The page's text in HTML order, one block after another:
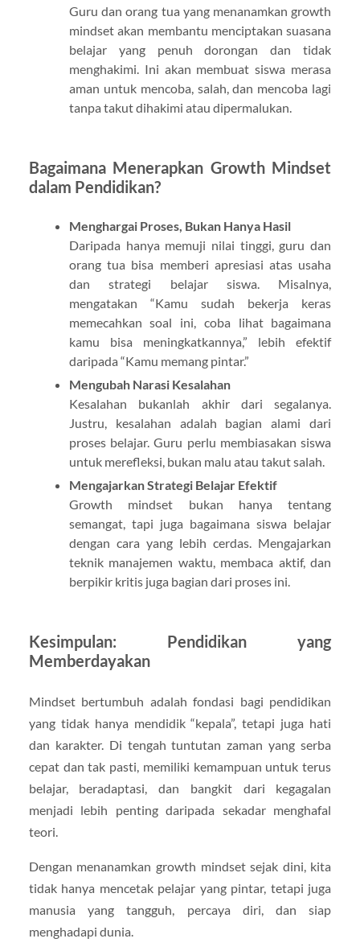
Guru dan orang tua yang menanamkan growth
mindset akan membantu menciptakan suasana
belajar yang penuh dorongan dan tidak
menghakimi. Ini akan membuat siswa merasa
aman untuk mencoba, salah, dan mencoba lagi
tanpa takut dihakimi atau dipermalukan.
Bagaimana Menerapkan Growth Mindset
dalam Pendidikan?
Menghargai Proses, Bukan Hanya Hasil
Daripada hanya memuji nilai tinggi, guru dan
orang tua bisa memberi apresiasi atas usaha
dan strategi belajar siswa. Misalnya,
mengatakan “Kamu sudah bekerja keras
memecahkan soal ini, coba lihat bagaimana
kamu bisa meningkatkannya,” lebih efektif
daripada “Kamu memang pintar.”
Mengubah Narasi Kesalahan
Kesalahan bukanlah akhir dari segalanya.
Justru, kesalahan adalah bagian alami dari
proses belajar. Guru perlu membiasakan siswa
untuk merefleksi, bukan malu atau takut salah.
Mengajarkan Strategi Belajar Efektif
Growth mindset bukan hanya tentang
semangat, tapi juga bagaimana siswa belajar
dengan cara yang lebih cerdas. Mengajarkan
teknik manajemen waktu, membaca aktif, dan
berpikir kritis juga bagian dari proses ini.
Kesimpulan: Pendidikan yang
Memberdayakan
Mindset bertumbuh adalah fondasi bagi pendidikan
yang tidak hanya mendidik “kepala”, tetapi juga hati
dan karakter. Di tengah tuntutan zaman yang serba
cepat dan tak pasti, memiliki kemampuan untuk terus
belajar, beradaptasi, dan bangkit dari kegagalan
menjadi lebih penting daripada sekadar menghafal
teori.
Dengan menanamkan growth mindset sejak dini, kita
tidak hanya mencetak pelajar yang pintar, tetapi juga
manusia yang tangguh, percaya diri, dan siap
menghadapi dunia.